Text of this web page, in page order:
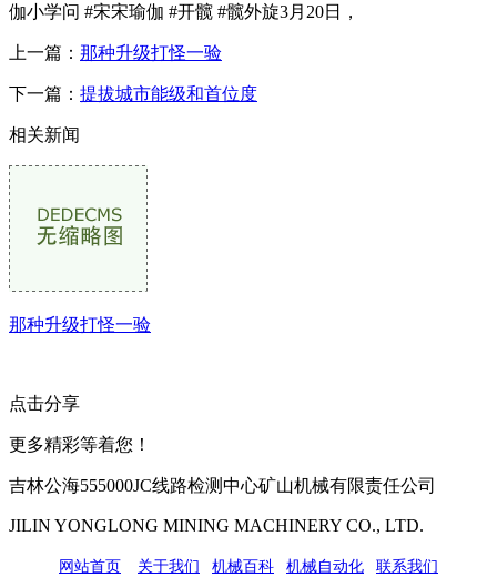
伽小学问 #宋宋瑜伽 #开髋 #髋外旋3月20日，
上一篇： 那种升级打怪一验
下一篇： 提拔城市能级和首位度
相关新闻
那种升级打怪一验
点击分享
更多精彩等着您！
吉林公海555000JC线路检测中心矿山机械有限责任公司
JILIN YONGLONG MINING MACHINERY CO., LTD.
网站首页 关于我们 机械百科 机械自动化 联系我们